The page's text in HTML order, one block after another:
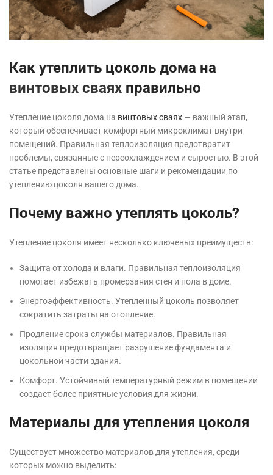
Как утеплить цоколь дома на
винтовых сваях правильно
Утепление цоколя дома на винтовых сваях — важный этап,
который обеспечивает комфортный микроклимат внутри
помещений. Правильная теплоизоляция предотвратит
проблемы, связанные с переохлаждением и сыростью. В этой
статье представлены основные шаги и рекомендации по
утеплению цоколя вашего дома.
Почему важно утеплять цоколь?
Утепление цоколя имеет несколько ключевых преимуществ:
Защита от холода и влаги. Правильная теплоизоляция
помогает избежать промерзания стен и пола в доме.
Энергоэффективность. Утепленный цоколь позволяет
сократить затраты на отопление.
Продление срока службы материалов. Правильная
изоляция предотвращает разрушение фундамента и
цокольной части здания.
Комфорт. Устойчивый температурный режим в помещении
создает более приятные условия для жизни.
Материалы для утепления цоколя
Существует множество материалов для утепления, среди
которых можно выделить: